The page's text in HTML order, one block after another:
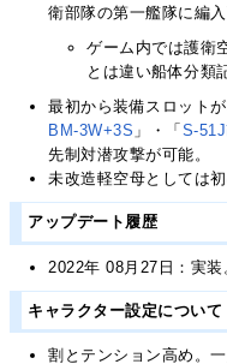
衛部隊の第一艦隊に編入
ゲーム内では護衛
とは違い船体分類
最初から装備スロット
BM-3W+3S 」・「 S-
先制対潜攻撃が可能。
未改造軽空母としては
アップデート履歴
2022年 08月27日：実装
キャラクター設定について
割とテンション高め。一